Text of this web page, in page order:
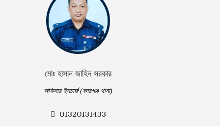
মোঃ হাসান জাহিদ সরকার
অফিসার ইনচার্জ (বদরগঞ্জ থানা)
01320131433